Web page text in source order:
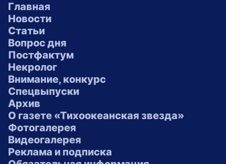
Главная
Новости
Статьи
Вопрос дня
Постфактум
Некролог
Внимание, конкурс
Спецвыпуски
Архив
О газете «Тихоокеанская звезда»
Фотогалерея
Видеогалерея
Реклама и подписка